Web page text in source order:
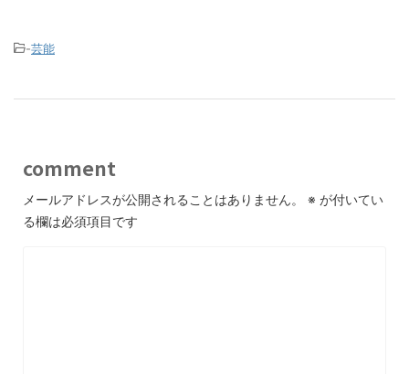
-芸能
comment
メールアドレスが公開されることはありません。 ※ が付いてい
る欄は必須項目です